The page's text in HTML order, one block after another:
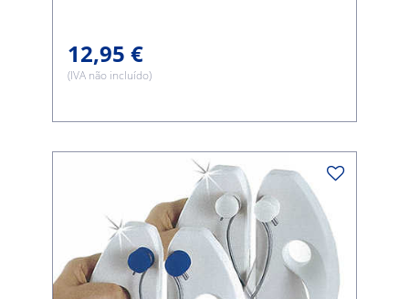
12,95 €
(IVA não incluído)